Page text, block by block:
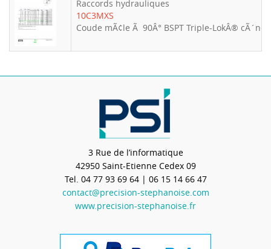
Raccords hydrauliques
10C3MXS
Coude mÃ¢le Ã 90Â° BSPT Triple-LokÂ® cÃ´ne
3 Rue de l’informatique
42950 Saint-Etienne Cedex 09
Tel. 04 77 93 69 64| 06 15 14 66 47
contact@precision-stephanoise.com
www.precision-stephanoise.fr